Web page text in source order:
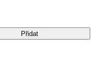
Přidat